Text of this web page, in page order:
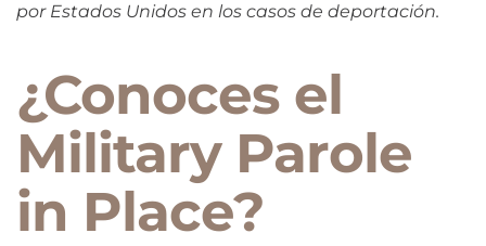
por Estados Unidos en los casos de deportación.
¿Conoces el
Military Parole
in Place?